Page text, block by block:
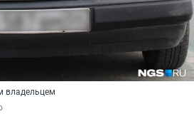
владельцем